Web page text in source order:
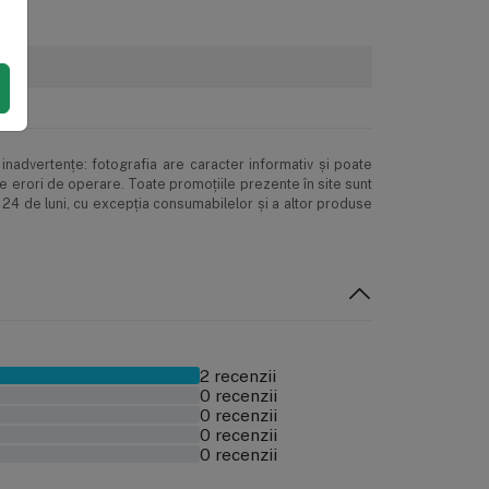
fotografia are caracter informativ şi poate
erori de operare. Toate promoţiile prezente în site sunt
de luni, cu excepția consumabilelor și a altor produse
2 recenzii
0 recenzii
0 recenzii
0 recenzii
0 recenzii